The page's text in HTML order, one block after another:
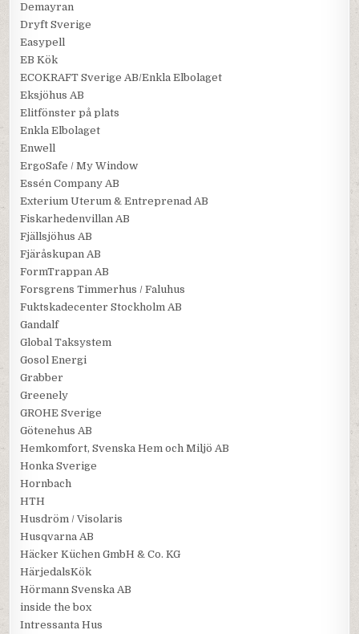
Demayran
Dryft Sverige
Easypell
EB Kök
ECOKRAFT Sverige AB/Enkla Elbolaget
Eksjöhus AB
Elitfönster på plats
Enkla Elbolaget
Enwell
ErgoSafe / My Window
Essén Company AB
Exterium Uterum & Entreprenad AB
Fiskarhedenvillan AB
Fjällsjöhus AB
Fjäråskupan AB
FormTrappan AB
Forsgrens Timmerhus / Faluhus
Fuktskadecenter Stockholm AB
Gandalf
Global Taksystem
Gosol Energi
Grabber
Greenely
GROHE Sverige
Götenehus AB
Hemkomfort, Svenska Hem och Miljö AB
Honka Sverige
Hornbach
HTH
Husdröm / Visolaris
Husqvarna AB
Häcker Küchen GmbH & Co. KG
HärjedalsKök
Hörmann Svenska AB
inside the box
Intressanta Hus